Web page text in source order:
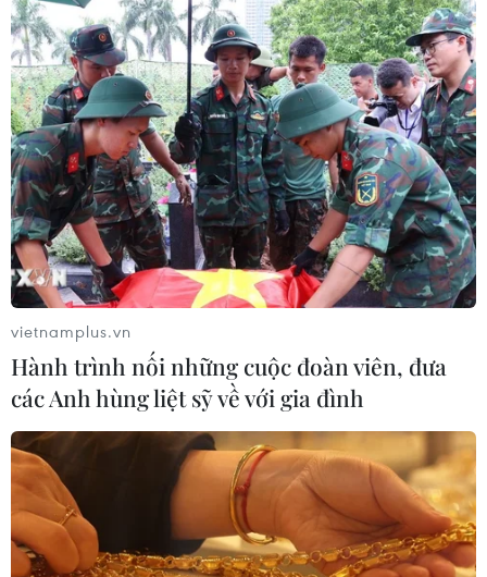
Liên minh châu Âu ủng hộ Mỹ và Nga đối
thoại về tình hình Ukraine
21/02/2022 08:29
Liên minh châu Âu cam kết sẽ hỗ trợ bất cứ điều gì có
thể làm cho những cuộc đối thoại ngoại giao trở thành
"cách thức hiệu quả nhất để tìm kiếm giải pháp cho
cuộc khủng hoảng Ukraine."
vietnamplus.vn
Hành trình nối những cuộc đoàn viên, đưa
các Anh hùng liệt sỹ về với gia đình